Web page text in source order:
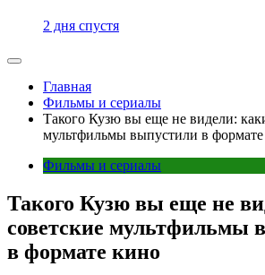
2 дня спустя
Главная
Фильмы и сериалы
Такого Кузю вы еще не видели:
мультфильмы выпустили в
Фильмы и сериалы
Такого Кузю вы еще не
советские мультфильмы
в формате кино